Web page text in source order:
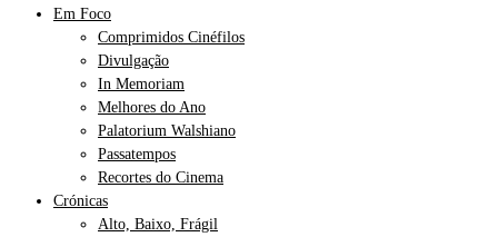
Em Foco
Comprimidos Cinéfilos
Divulgação
In Memoriam
Melhores do Ano
Palatorium Walshiano
Passatempos
Recortes do Cinema
Crónicas
Alto, Baixo, Frágil